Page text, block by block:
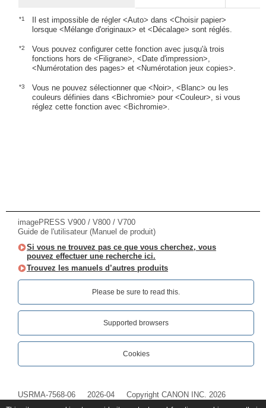
*1
Il est impossible de régler <Auto> dans <Choisir papier>
lorsque <Mélange d'originaux> et <Décalage> sont réglés.
*2
Vous pouvez configurer cette fonction avec jusqu'à trois
fonctions hors de <Filigrane>, <Date d'impression>,
<Numérotation des pages> et <Numérotation jeux copies>.
*3
Vous ne pouvez sélectionner que <Noir>, <Blanc> ou les
couleurs définies dans <Bichromie> pour <Couleur>, si vous
réglez cette fonction avec <Bichromie>.
imagePRESS V900 / V800 / V700
Guide de l'utilisateur (Manuel de produit)
Si vous ne trouvez pas ce que vous cherchez, vous
pouvez effectuer une recherche ici.
Trouvez les manuels d’autres produits
Please be sure to read this.‎
Supported browsers
Cookies
USRMA-7568-06 2026-04 Copyright CANON INC. 2026